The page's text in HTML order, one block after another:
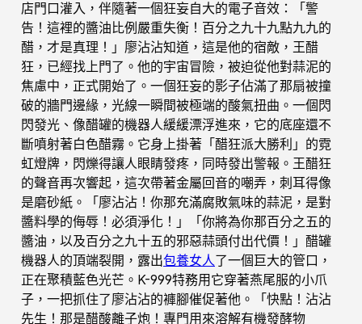
店門口灌入，伴隨著一個狂妄自大的電子音效：「警
告！這裡的醬油比例嚴重失衡！百分之九十九點九九的
醋，才是真理！」廖沾沾知道，這是他的宿敵，王醋
狂，已經找上門了。他的宇宙冒險，被迫從他對蒜泥的
焦慮中，正式開始了。一個狂妄的影子佔滿了那扇被撞
破的牆門邊緣，光線一瞬間被極端的酸氣扭曲。一個閃
閃發光、像醋罐的機器人緩緩漂浮進來，它的底座還不
斷噴射著白色醋霧。它身上掛著「醋狂派大勝利」的霓
虹燈牌，閃爍得讓人眼睛發疼，同時發出警報。王醋狂
的聲音再次響起，這次帶著金屬回音的嘲弄，刺耳得像
是磨砂紙。「廖沾沾！你那充滿腐敗氣味的蒜泥，是對
醬料學的侮辱！必須淨化！」「你將為你那百分之五的
醬油，以及百分之九十五的邪惡蒜頭付出代價！」醋罐
機器人的頂端裂開，露出包養女人了一個巨大的管口，
正在聚積藍色光芒。K-999特務用它穿著燕尾服的小爪
子，一把抓住了廖沾沾的褲腳催促著他。「快點！沾沾
先生！那是醋酸離子炮！專門用來溶解有機發酵物